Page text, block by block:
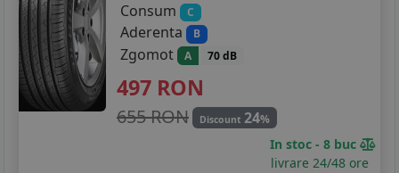
Consum
C
Aderenta B
Zgomot A 70 dB
497 RON
655 RON Discount 24%
In stoc - 8 buc
livrare 24/48 ore